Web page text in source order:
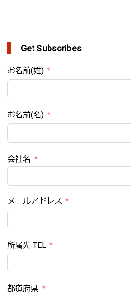
Get Subscribes
お名前(姓)
お名前(名)
会社名
メールアドレス
所属先 TEL
都道府県